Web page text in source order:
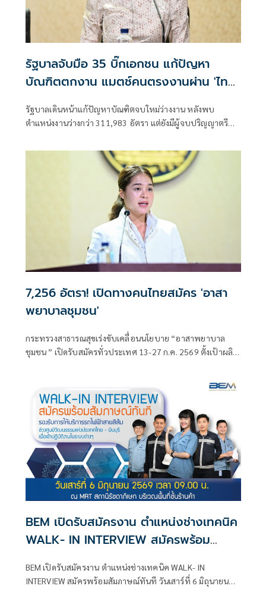
รัฐบาลจับมือ 35 บิ๊กเอกชน แก้ปัญหา
บัณฑิตตกงาน แมตช์คนตรงงานผ่าน 'ไทย
รัฐบาลเดินหน้าแก้ปัญหาบัณฑิตจบใหม่ว่างงาน หลังพบ
ตำแหน่งงานว่างกว่า 311,983 อัตรา แต่ยังมีผู้จบปริญญาตรี
ทักษะแรงงานให้ตรงกับ
7,256 อัตรา! เปิดทางคนไทยสมัคร 'อาสา
พยาบาลชุมชน'
กระทรวงสาธารณสุขเร่งขับเคลื่อนนโยบาย “อาสาพยาบาล
ชุมชน ” เปิดรับสมัครทั่วประเทศ 13-27 ก.ค. 2569 ตั้งเป้าผลิต
BEM เปิดรับสมัครงาน ตำแหน่งช่างเทคนิค
WALK- IN INTERVIEW สมัครพร้อม
BEM เปิดรับสมัครงาน ตำแหน่งช่างเทคนิค WALK- IN
INTERVIEW สมัครพร้อมสัมภาษณ์ทันที วันเสาร์ที่ 6 มิถุนายน